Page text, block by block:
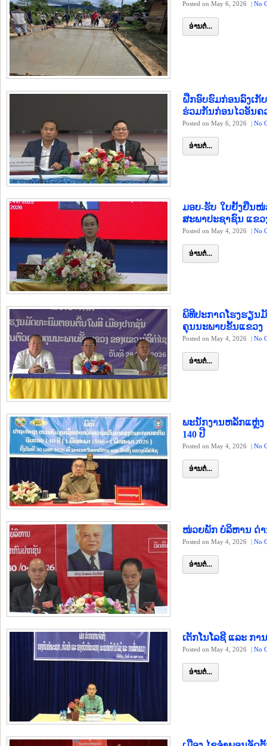
Posted on May 6, 2026 | No
ອ່ານຕໍ່...
ຝືກອົບຮົມກ່ອນລົງເ
ຮ່ວມກັນກ່ອນໄວອັນຄ
Posted on May 6, 2026 | No
ອ່ານຕໍ່...
ມອບ-ຮັບ ໃບຢັ້ງຢືນ
ສະພາປະຊາຊົນ ແຂວ
Posted on May 4, 2026 | No
ອ່ານຕໍ່...
ພິທີປະກາດໂຮງຮຽ
ຄຸນນະພາບຂັ້ນແຂວງ
Posted on May 4, 2026 | No
ອ່ານຕໍ່...
ພະນັກງານຫລັກແຫຼ່
140 ປີ
Posted on May 4, 2026 | No
ອ່ານຕໍ່...
ໜ່ວຍພັກ ບໍລິຫານ ດ່າ
Posted on May 4, 2026 | No
ອ່ານຕໍ່...
ເຕັກໂນໂລຊີ ແລະ ກ
Posted on May 4, 2026 | No
ອ່ານຕໍ່...